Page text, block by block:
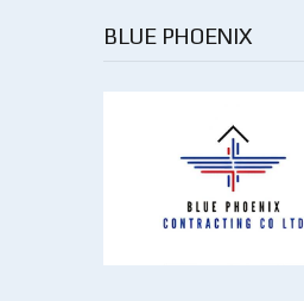
BLUE PHOENIX